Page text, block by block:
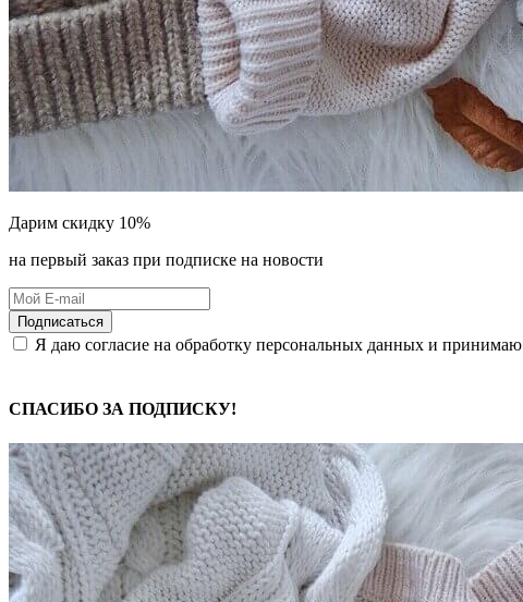
Дарим скидку 10%
на первый заказ при подписке на новости
Подписаться
Я даю согласие на обработку персональных данных и принимаю
СПАСИБО ЗА ПОДПИСКУ!